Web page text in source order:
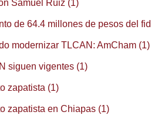
Samuel Ruiz (1)
de 64.4 millones de pesos del
modernizar TLCAN: AmCham (1)
siguen vigentes (1)
zapatista (1)
zapatista en Chiapas (1)